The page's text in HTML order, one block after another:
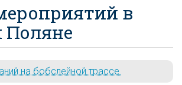
в
Поляне
на бобслейной трассе.